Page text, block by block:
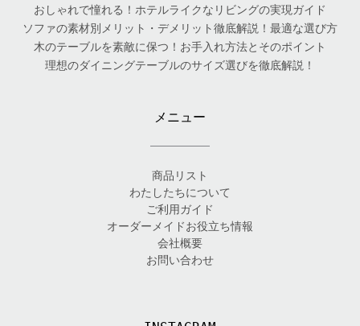
おしゃれで憧れる！ホテルライクなリビングの実現ガイド
ソファの素材別メリット・デメリット徹底解説！最適な選び方
木のテーブルを素敵に保つ！お手入れ方法とそのポイント
理想のダイニングテーブルのサイズ選びを徹底解説！
メニュー
商品リスト
わたしたちについて
ご利用ガイド
オーダーメイドお役立ち情報
会社概要
お問い合わせ